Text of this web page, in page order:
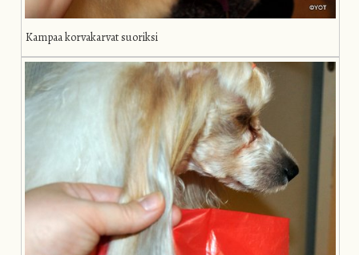
Kampaa korvakarvat suoriksi